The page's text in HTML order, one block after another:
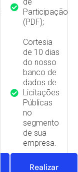
Participação
(PDF);
Cortesia
de 10 dias
do nosso
banco de
dados de
Licitações
Públicas
no
segmento
de sua
empresa.
Realizar